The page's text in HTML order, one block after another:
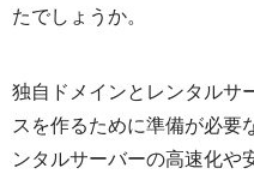
たでしょうか。
独自ドメインとレンタルサ
スを作るために準備が必要
ンタルサーバーの高速化や